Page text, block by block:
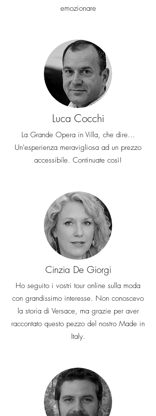
Ci scriva pure in chat o tramite email a
emozionare
Luca Cocchi
La Grande Opera in Villa, che dire...
Un'esperienza meravigliosa ad un prezzo
accessibile. Continuate così!
Cinzia De Giorgi
Ho seguito i vostri tour online sulla moda
con grandissimo interesse. Non conoscevo
la storia di Versace, ma grazie per aver
raccontato questo pezzo del nostro Made in
Italy.